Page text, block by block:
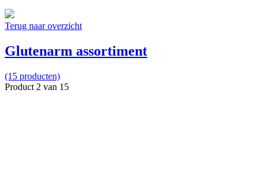
Terug naar overzicht
Glutenarm assortiment
(15 producten)
Product 2 van 15